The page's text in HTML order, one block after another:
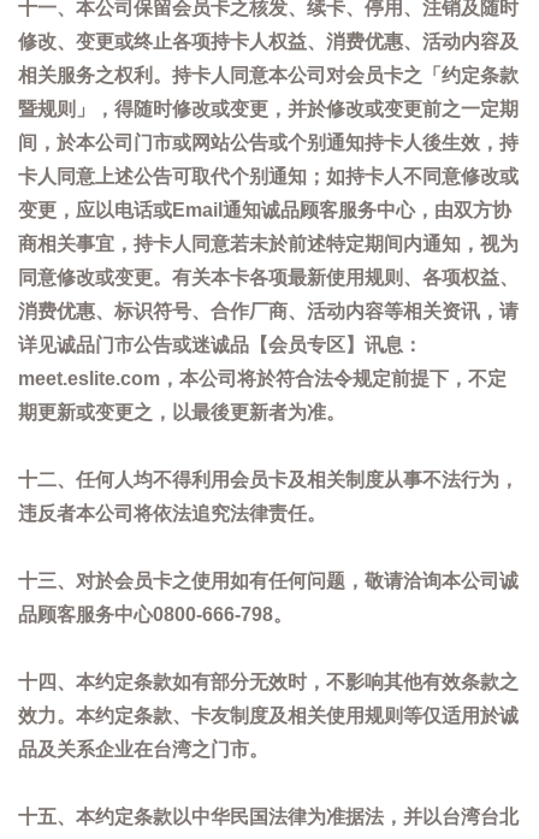
十一、本公司保留会员卡之核发、续卡、停用、注销及随时
修改、变更或终止各项持卡人权益、消费优惠、活动内容及
相关服务之权利。持卡人同意本公司对会员卡之「约定条款
暨规则」，得随时修改或变更，并於修改或变更前之一定期
间，於本公司门市或网站公告或个别通知持卡人後生效，持
卡人同意上述公告可取代个别通知；如持卡人不同意修改或
变更，应以电话或Email通知诚品顾客服务中心，由双方协
商相关事宜，持卡人同意若未於前述特定期间内通知，视为
同意修改或变更。有关本卡各项最新使用规则、各项权益、
消费优惠、标识符号、合作厂商、活动内容等相关资讯，请
详见诚品门市公告或迷诚品【会员专区】讯息：
meet.eslite.com，本公司将於符合法令规定前提下，不定
期更新或变更之，以最後更新者为准。
十二、任何人均不得利用会员卡及相关制度从事不法行为，
违反者本公司将依法追究法律责任。
十三、对於会员卡之使用如有任何问题，敬请洽询本公司诚
品顾客服务中心0800-666-798。
十四、本约定条款如有部分无效时，不影响其他有效条款之
效力。本约定条款、卡友制度及相关使用规则等仅适用於诚
品及关系企业在台湾之门市。
十五、本约定条款以中华民国法律为准据法，并以台湾台北